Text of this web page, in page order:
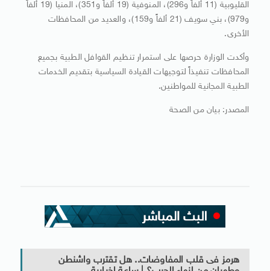
القليوبية (11 ألفاً و296)، المنوفية (19 ألفاً و351)، المنيا (19 ألفاً
و979)، بني سويف (21 ألفاً و159)، والعديد من المحافظات
الأخرى.
وأكدت الوزارة حرصها على استمرار تنظيم القوافل الطبية بجميع
المحافظات تنفيذاً لتوجيهات القيادة السياسية بتقديم الخدمات
الطبية المجانية للمواطنين.
المصدر: بيان من الصحة
هرمز فى قلب المفاوضات.. هل تقترب واشنطن